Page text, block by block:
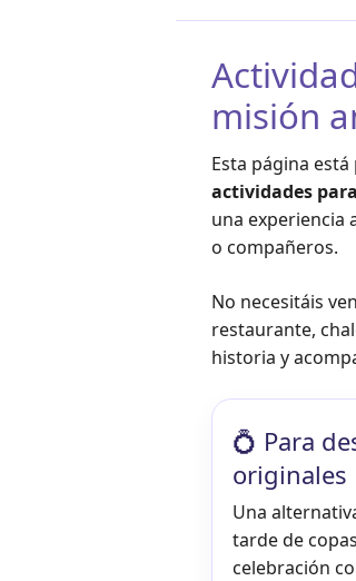
misión
Esta página
actividades
una experiencia
o compañeros.
No necesitáis
restaurante,
historia y
💍 Para
originales
Una
tarde de
celebración